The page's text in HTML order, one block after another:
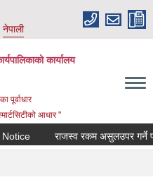
नेपाली
कार्यालय
पूर्वाधार
आधार "
राजस्व रकम असुलउपर गर्ने